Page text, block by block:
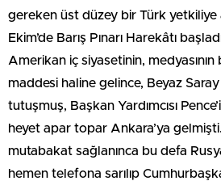
gereken üst düzey bir Türk yetkiliye
Ekim’de Barış Pınarı Harekâtı
Amerikan iç siyasetinin,
maddesi haline gelince, Beyaz
tutuşmuş, Başkan Yardımcısı
heyet apar topar Ankara’ya
mutabakat sağlanınca bu defa
hemen telefona sarılıp